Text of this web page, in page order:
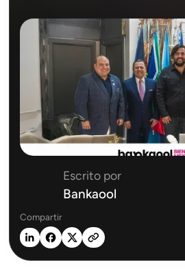
Escrito por
Bankaool
Compartir